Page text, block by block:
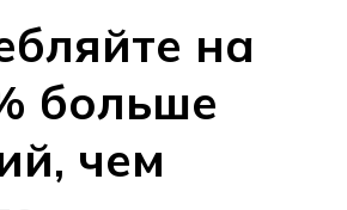
на
больше
чем